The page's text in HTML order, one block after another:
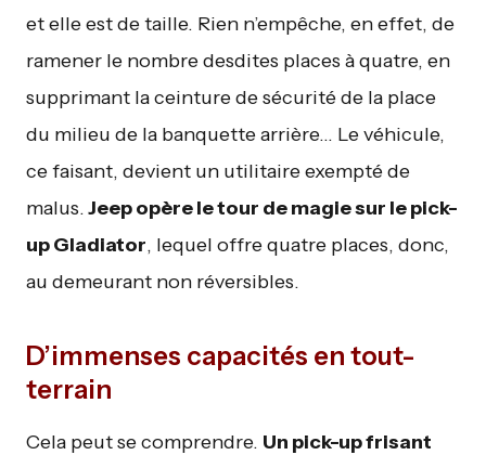
et elle est de taille. Rien n’empêche, en effet, de
ramener le nombre desdites places à quatre, en
supprimant la ceinture de sécurité de la place
du milieu de la banquette arrière… Le véhicule,
ce faisant, devient un utilitaire exempté de
malus.Jeep opère le tour de magie sur le pick-
up Gladiator, lequel offre quatre places, donc,
au demeurant non réversibles.
D’immenses capacités en tout-
terrain
Cela peut se comprendre. Un pick-up frisant